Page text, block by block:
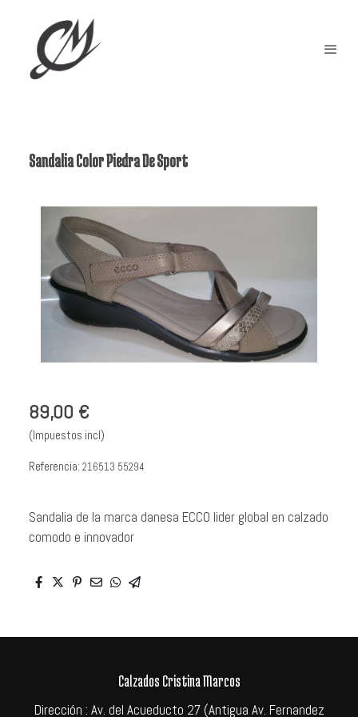
Sandalia Color Piedra De Sport
89,00 €
(Impuestos incl)
Referencia: 216513 55294
Sandalia de la marca danesa ECCO lider global en calzado
comodo e innovador
Calzados Cristina Marcos
Dirección : Av. del Acueducto 27 (Antigua Av. Fernandez